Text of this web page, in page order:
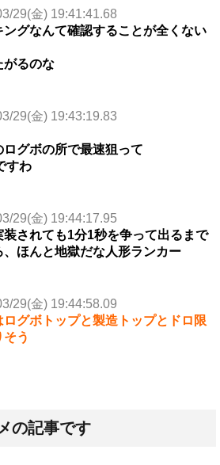
29(金) 19:41:41.68
ングなんて確認することが全くない
がるのな
29(金) 19:43:19.83
グボの所で最速狙って
すわ
29(金) 19:44:17.95
されても1分1秒を争って出るまで
ほんと地獄だな人形ランカー
29(金) 19:44:58.09
ログボトップと製造トップとドロ限
そう
の記事です